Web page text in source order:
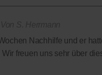
Nachhilfe und er
freuen uns sehr über